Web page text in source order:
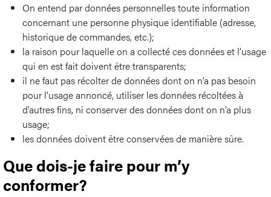
On entend par données personnelles toute information
concernant une personne physique identifiable (adresse,
historique de commandes, etc.);
la raison pour laquelle on a collecté ces données et l’usage
qui en est fait doivent être transparents;
il ne faut pas récolter de données dont on n’a pas besoin
pour l’usage annoncé, utiliser les données récoltées à
d’autres fins, ni conserver des données dont on n’a plus
usage;
les données doivent être conservées de manière sûre.
Que dois-je faire pour m’y
conformer?